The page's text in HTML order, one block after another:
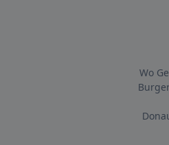
Wo